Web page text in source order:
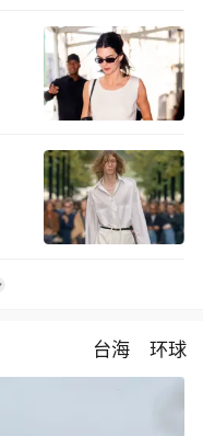
台海 环球